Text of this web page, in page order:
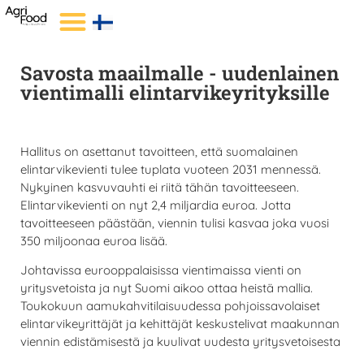
Savosta maailmalle - uudenlainen
vientimalli elintarvikeyrityksille
Hallitus on asettanut tavoitteen, että suomalainen
elintarvikevienti tulee tuplata vuoteen 2031 mennessä.
Nykyinen kasvuvauhti ei riitä tähän tavoitteeseen.
Elintarvikevienti on nyt 2,4 miljardia euroa. Jotta
tavoitteeseen päästään, viennin tulisi kasvaa joka vuosi
350 miljoonaa euroa lisää.
Johtavissa eurooppalaisissa vientimaissa vienti on
yritysvetoista ja nyt Suomi aikoo ottaa heistä mallia.
Toukokuun aamukahvitilaisuudessa pohjoissavolaiset
elintarvikeyrittäjät ja kehittäjät keskustelivat maakunnan
viennin edistämisestä ja kuulivat uudesta yritysvetoisesta